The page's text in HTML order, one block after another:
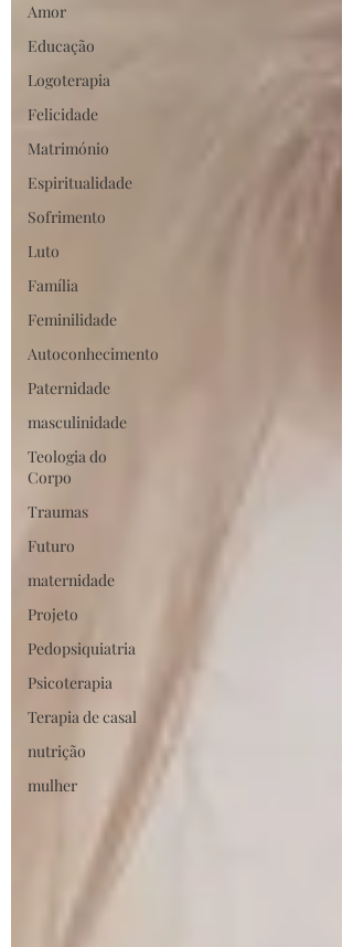
Amor
Educação
Logoterapia
Felicidade
Matrimónio
Espiritualidade
Sofrimento
Luto
Família
Feminilidade
Autoconhecimento
Paternidade
masculinidade
Teologia do
Corpo
Traumas
Futuro
maternidade
Projeto
Pedopsiquiatria
Psicoterapia
Terapia de casal
nutrição
mulher